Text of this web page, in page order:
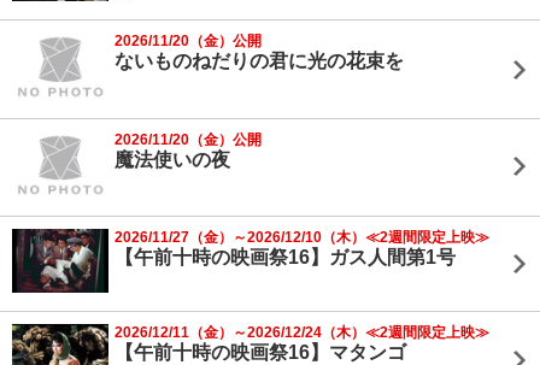
2026/11/20（金）公開
ないものねだりの君に光の花束を
2026/11/20（金）公開
魔法使いの夜
2026/11/27（金）～2026/12/10（木）≪2週間限定上映≫
【午前十時の映画祭16】ガス人間第1号
2026/12/11（金）～2026/12/24（木）≪2週間限定上映≫
【午前十時の映画祭16】マタンゴ